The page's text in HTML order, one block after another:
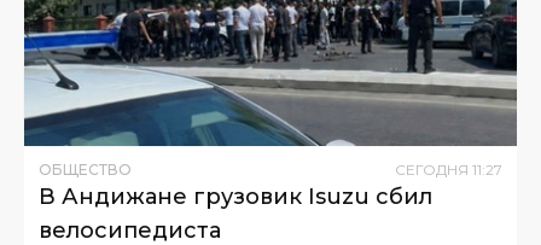
ОБЩЕСТВО СЕГОДНЯ 11:27
В Андижане грузовик Isuzu сбил
велосипедиста